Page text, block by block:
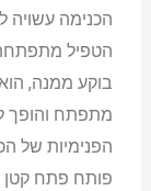
הכנימה עשויה
הטפיל
בוקע ממנה, הוא
מתפתח והופך
הפנימיות של
פותח פתח קטן